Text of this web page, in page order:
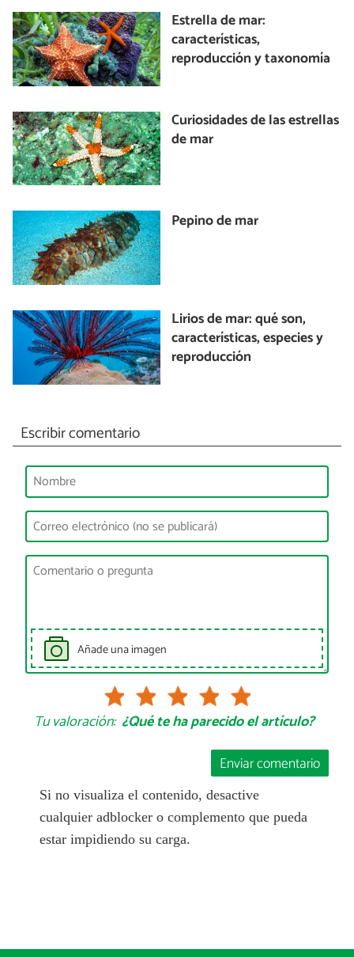
Estrella de mar:
características,
reproducción y taxonomía
Curiosidades de las estrellas
de mar
Pepino de mar
Lirios de mar: qué son,
características, especies y
reproducción
Escribir comentario
Añade una imagen
Tu valoración: ¿Qué te ha parecido el artículo?
Enviar comentario
Si no visualiza el contenido, desactive
cualquier adblocker o complemento que pueda
estar impidiendo su carga.